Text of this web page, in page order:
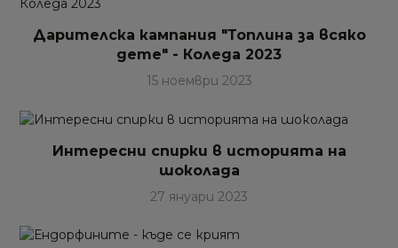
Дарителска кампания "Топлина за всяко
дете" - Коледа 2023
15 ноември 2023
Интересни спирки в историята на
шоколада
27 януари 2023